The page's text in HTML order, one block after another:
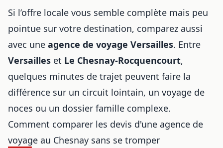
Si l’offre locale vous semble complète mais peu
pointue sur votre destination, comparez aussi
avec une agence de voyage Versailles. Entre
Versailles et Le Chesnay-Rocquencourt,
quelques minutes de trajet peuvent faire la
différence sur un circuit lointain, un voyage de
noces ou un dossier famille complexe.
Comment comparer les devis d'une agence de
voyage au Chesnay sans se tromper